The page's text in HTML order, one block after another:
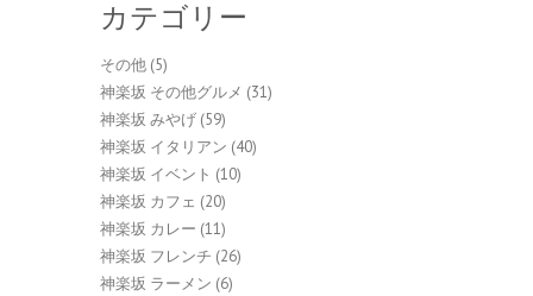
カテゴリー
その他 (5)
神楽坂 その他グルメ (31)
神楽坂 みやげ (59)
神楽坂 イタリアン (40)
神楽坂 イベント (10)
神楽坂 カフェ (20)
神楽坂 カレー (11)
神楽坂 フレンチ (26)
神楽坂 ラーメン (6)